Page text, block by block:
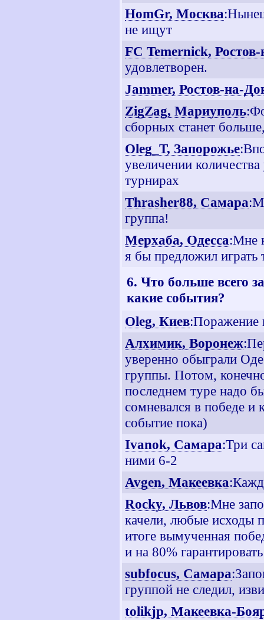
HomGr, Москва
не ищут
FC Temernick,
удовлетворен.
Jammer, Ростов-на-
ZigZag, Мариуполь
сборных станет
Oleg_T, Запорожье
увеличении
турнирах
Thrasher88, Самара
группа!
Мерхаба, Одесса:Мне
я бы предложил играть
6. Что больше всего
какие события?
Oleg, Киев:Поражение
Алхимик, Воронеж
уверенно обыграли
группы. Потом,
последнем туре надо
сомневался в победе и
событие пока)
Ivanok, Самара:Три
ними 6-2
Avgen, Макеевка
Rocky, Львов:Мне
качели, любые исходы
итоге вымученная
и на 80%
subfocus, Самара
группой не следил,
tolikjp, Макеевка-